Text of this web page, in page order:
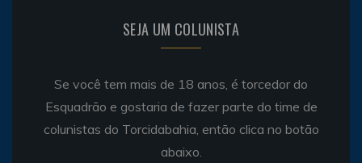
SEJA UM COLUNISTA
Se você tem mais de 18 anos, é torcedor do
Esquadrão e gostaria de fazer parte do time de
colunistas do Torcidabahia, então clica no botão
abaixo.